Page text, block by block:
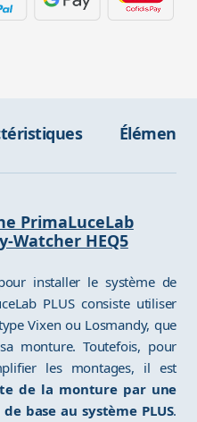
Éléments
PrimaLuceLab
Watcher HEQ5
installer le système de
PLUS consiste utiliser
Vixen ou Losmandy, que
monture. Toutefois, pour
les montages, il est
de la monture par une
base au système PLUS.